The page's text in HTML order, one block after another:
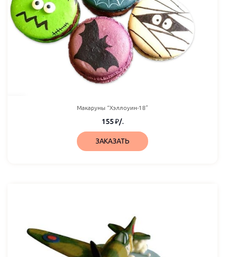
Макаруны “Хэллоуин-18”
155₽/.
ЗАКАЗАТЬ